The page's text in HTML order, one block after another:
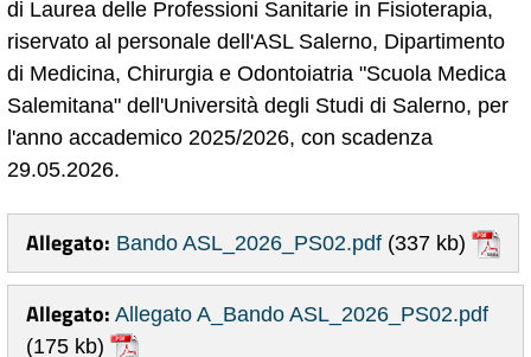
di Laurea delle Professioni Sanitarie in Fisioterapia,
riservato al personale dell'ASL Salerno, Dipartimento
di Medicina, Chirurgia e Odontoiatria "Scuola Medica
Salemitana" dell'Università degli Studi di Salerno, per
l'anno accademico 2025/2026, con scadenza
29.05.2026.
Allegato: Bando ASL_2026_PS02.pdf (337 kb)
Allegato: Allegato A_Bando ASL_2026_PS02.pdf
(175 kb)